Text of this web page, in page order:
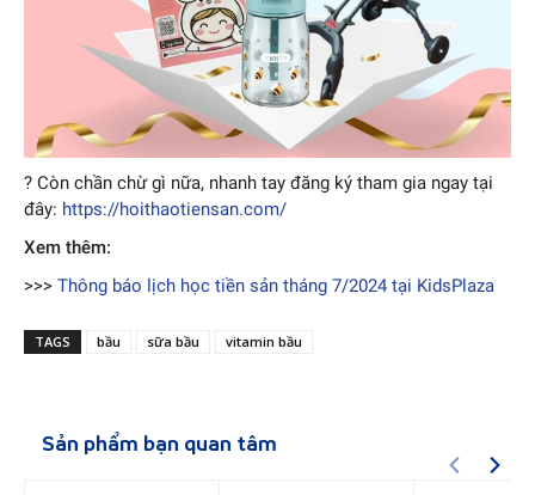
? Còn chần chừ gì nữa, nhanh tay đăng ký tham gia ngay tại
đây: https://hoithaotiensan.com/
Xem thêm:
>>> Thông báo lịch học tiền sản tháng 7/2024 tại KidsPlaza
TAGS bầu sữa bầu vitamin bầu
Sản phẩm bạn quan tâm